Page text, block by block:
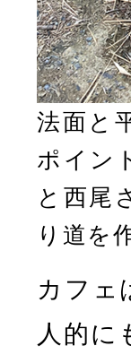
法面と
ポイン
と西尾
り道を
カフェ
人的に